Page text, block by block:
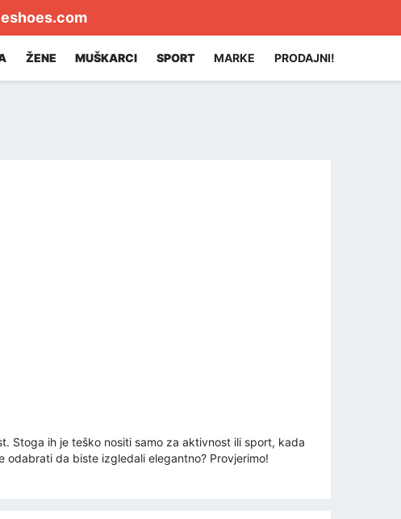
ŽENE MUŠKARCI SPORT MARKE PRODAJNI!
Stoga ih je teško nositi samo za aktivnost ili sport, kada
odabrati da biste izgledali elegantno? Provjerimo!